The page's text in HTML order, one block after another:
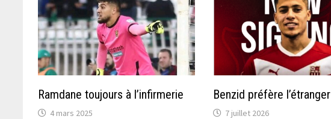
Ramdane toujours à l’infirmerie
4 mars 2025
Benzid préfère l’étranger
7 juillet 2026